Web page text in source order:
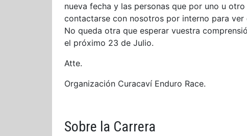
nueva fecha y las personas que por uno u
contactarse con nosotros por interno para ver
No queda otra que esperar vuestra
el próximo 23 de Julio.
Atte.
Organización Curacaví Enduro Race.
Sobre la Carrera